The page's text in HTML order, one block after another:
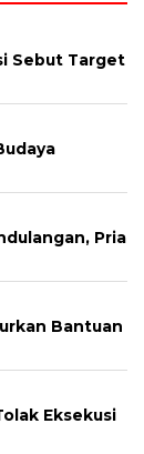
Sebut Target
Pria
Bantuan
Eksekusi